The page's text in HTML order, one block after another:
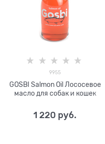
9955
GOSBI Salmon Oil Лососевое
масло для собак и кошек
1 220 руб.